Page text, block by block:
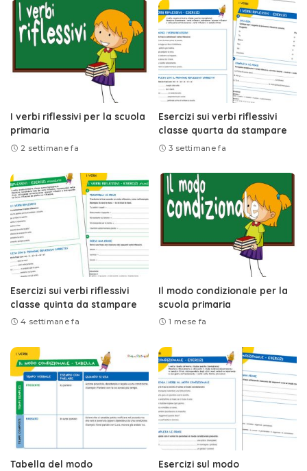
I verbi riflessivi per la scuola
primaria
2 settimane fa
Esercizi sui verbi riflessivi
classe quarta da stampare
3 settimane fa
Esercizi sui verbi riflessivi
classe quinta da stampare
4 settimane fa
Il modo condizionale per la
scuola primaria
1 mese fa
Tabella del modo
Esercizi sul modo